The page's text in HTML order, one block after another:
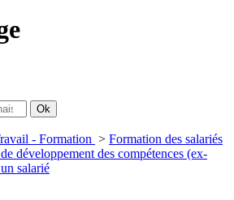
- Formation > Formation des salariés
développement des compétences (ex-
salarié